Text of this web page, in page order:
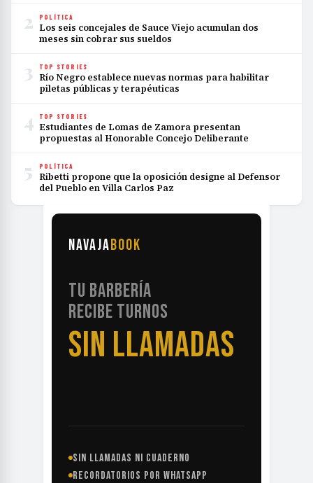
2 POLÍTICA
Los seis concejales de Sauce Viejo acumulan dos
meses sin cobrar sus sueldos
3 TOP STORIES
Río Negro establece nuevas normas para habilitar
piletas públicas y terapéuticas
4 TOP STORIES
Estudiantes de Lomas de Zamora presentan
propuestas al Honorable Concejo Deliberante
5 POLÍTICA
Ribetti propone que la oposición designe al Defensor
del Pueblo en Villa Carlos Paz
NAVAJABOOK
TU BARBERÍA
RECIBE TURNOS
SIN LLAMADAS
SIN LLAMADAS NI CUADERNO
RECORDATORIOS POR WHATSAPP